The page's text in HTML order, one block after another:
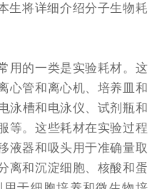
生将详细介绍分子生物耗
的一类是实验耗材。这
心管和离心机、培养皿和
泳槽和电泳仪、试剂瓶和
等。这些耗材在实验过程
液器和吸头用于准确量取
离和沉淀细胞、核酸和蛋